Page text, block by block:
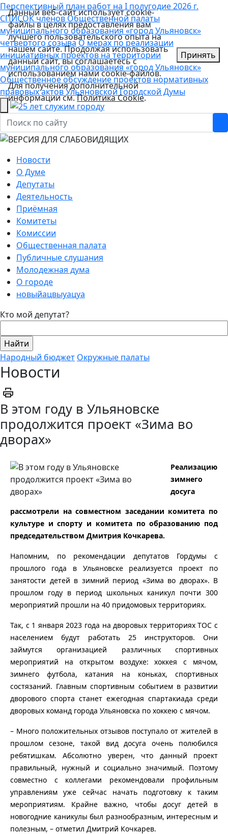
Перспективный план работ на I полугодие 2026 г.
СПИСОК членов Общественной палаты
муниципального образования «город Ульяновск»
четвертого созываО мерах по реализации
инициативных проектов на территории
муниципального образования «город Ульяновск»
Общественное обсуждение проектов нормативных
правовых актов Ульяновской Городской Думы
Новости
О Думе
Депутаты
Деятельность
Приёмная
Комитеты
Комиссии
Общественная палата
Публичные слушания
Молодежная дума
О городе
новыйацвыуацуа
Кто мой депутат?
Народный бюджет Окружные палаты
Новости
В этом году в Ульяновске
продолжится проект «Зима во
дворах»
Реализацию
зимнего
досуга
рассмотрели на совместном заседании комитета по
культуре и спорту и комитета по образованию под
председательством Дмитрия Кочкарева.
Напомним, по рекомендации депутатов Гордумы с
прошлого года в Ульяновске реализуется проект по
занятости детей в зимний период «Зима во дворах». В
прошлом году в период школьных каникул почти 300
мероприятий прошли на 40 придомовых территориях.
Так, с 1 января 2023 года на дворовых территориях ТОС с
населением будут работать 25 инструкторов. Они
займутся организацией различных спортивных
мероприятий на открытом воздухе: хоккея с мячом,
зимнего футбола, катания на коньках, спортивных
состязаний. Главным спортивным событием в развитии
дворового спорта станет ежегодная спартакиада среди
дворовых команд города Ульяновска по хоккею с мячом.
– Много положительных отзывов поступало от жителей в
прошлом сезоне, такой вид досуга очень полюбился
ребятишкам. Абсолютно уверен, что данный проект
правильный, нужный и социально значимый. Поэтому
совместно с коллегами рекомендовали профильным
управлениям уже сейчас начать подготовку к таким
мероприятиям. Крайне важно, чтобы досуг детей в
новогодние каникулы был разнообразным, интересным и
полезным, – отметил Дмитрий Кочкарев.
Данный веб-сайт использует cookie-
файлы в целях предоставления вам
лучшего пользовательского опыта на
нашем сайте. Продолжая использовать
данный сайт, вы соглашаетесь с
использованием нами cookie-файлов.
Для получения дополнительной
информации см.Политика Cookie.
Принять